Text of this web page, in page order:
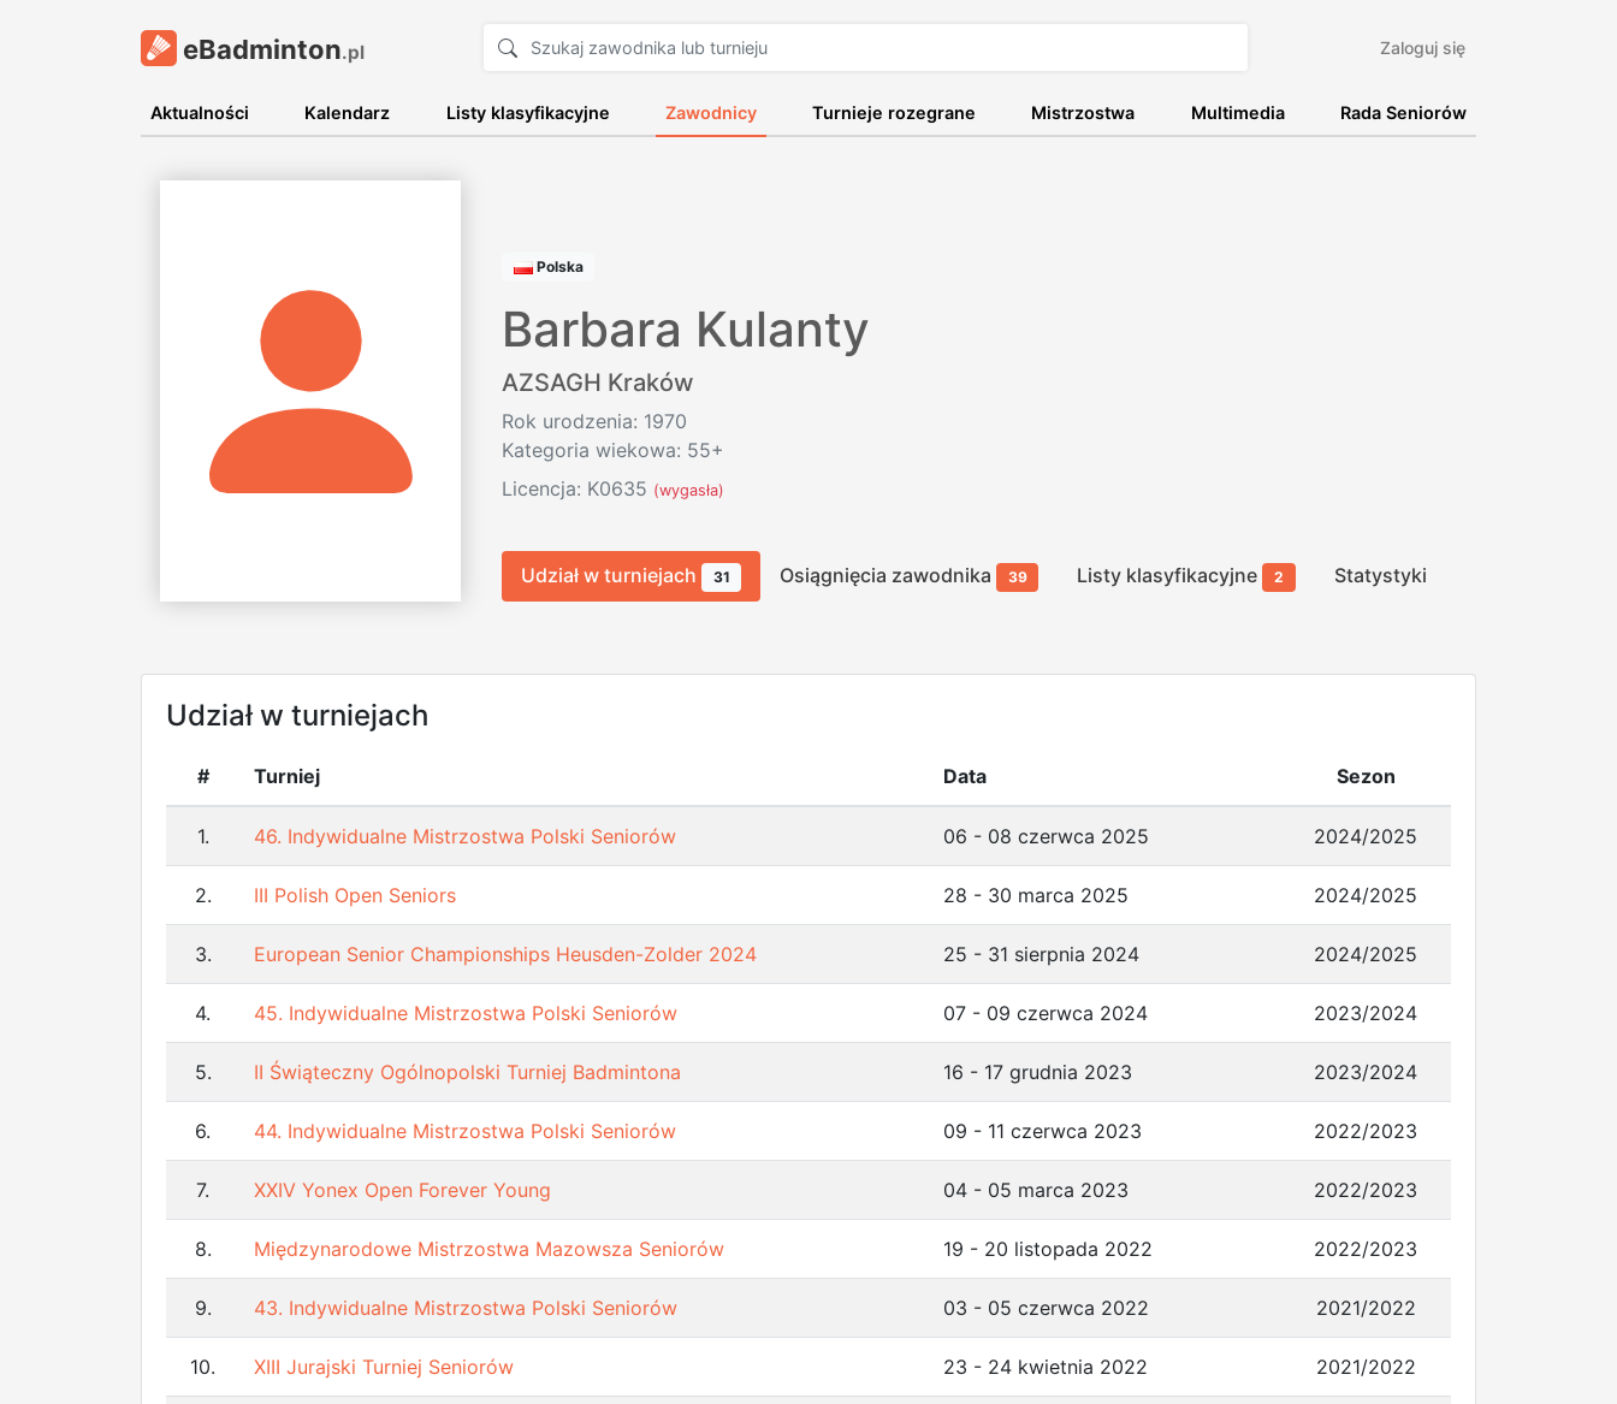
eBadminton.pl Zaloguj się
Aktualności Kalendarz Listy klasyfikacyjne Zawodnicy Turnieje rozegrane Mistrzostwa Multimedia Rada Seniorów
Polska
Barbara Kulanty
AZSAGH Kraków
Rok urodzenia: 1970
Kategoria wiekowa: 55+
Licencja: K0635 (wygasła)
Udział w turniejach 31 Osiągnięcia zawodnika 39 Listy klasyfikacyjne 2 Statystyki
Udział w turniejach
# Turniej Data Sezon
1. 46. Indywidualne Mistrzostwa Polski Seniorów 06 - 08 czerwca 2025 2024/2025
2. III Polish Open Seniors 28 - 30 marca 2025 2024/2025
3. European Senior Championships Heusden-Zolder 2024 25 - 31 sierpnia 2024 2024/2025
4. 45. Indywidualne Mistrzostwa Polski Seniorów 07 - 09 czerwca 2024 2023/2024
5. II Świąteczny Ogólnopolski Turniej Badmintona 16 - 17 grudnia 2023 2023/2024
6. 44. Indywidualne Mistrzostwa Polski Seniorów 09 - 11 czerwca 2023 2022/2023
7. XXIV Yonex Open Forever Young 04 - 05 marca 2023 2022/2023
8. Międzynarodowe Mistrzostwa Mazowsza Seniorów 19 - 20 listopada 2022 2022/2023
9. 43. Indywidualne Mistrzostwa Polski Seniorów 03 - 05 czerwca 2022 2021/2022
10. XIII Jurajski Turniej Seniorów 23 - 24 kwietnia 2022 2021/2022